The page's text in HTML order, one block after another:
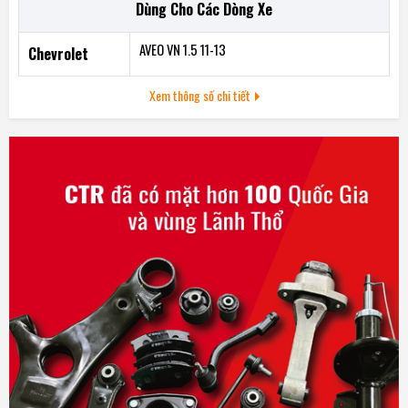
2- Tỷ lệ truyền động cao
3- Bề mặt chống dầu
4- Vận hành tốt ở môi trường nhiệt độ khắc nghiệt trong khoan
Dùng Cho Các Dòng Xe
Chevrolet AVEO VN 1.5 11-13
Xem thông số chi tiết